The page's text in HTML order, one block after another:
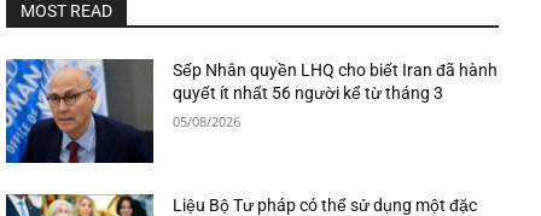
MOST READ
Sếp Nhân quyền LHQ cho biết Iran đã hành
quyết ít nhất 56 người kể từ tháng 3
05/08/2026
Liệu Bộ Tư pháp có thể sử dụng một đặc